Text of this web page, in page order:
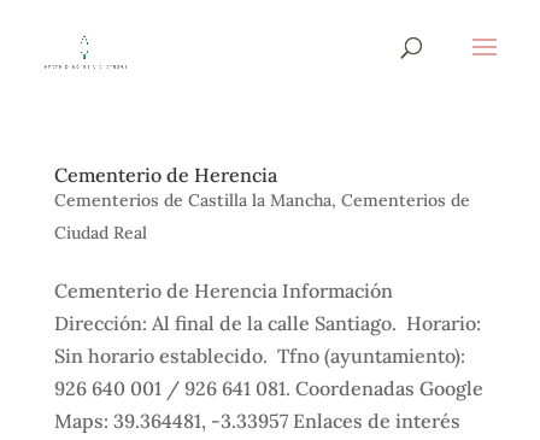
Cementerio de Herencia
Cementerios de Castilla la Mancha, Cementerios de
Ciudad Real
Cementerio de Herencia Información
Dirección: Al final de la calle Santiago. Horario:
Sin horario establecido. Tfno (ayuntamiento):
926 640 001 / 926 641 081. Coordenadas Google
Maps: 39.364481, -3.33957 Enlaces de interés